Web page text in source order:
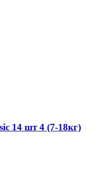
14 шт 4 (7-18кг)